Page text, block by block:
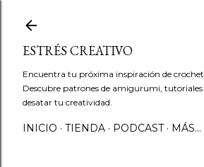
ESTRÉS CREATIVO
Encuentra tu próxima inspiración de crochet
Descubre patrones de amigurumi,
desatar tu creatividad.
INICIO TIENDA PODCAST MÁS…